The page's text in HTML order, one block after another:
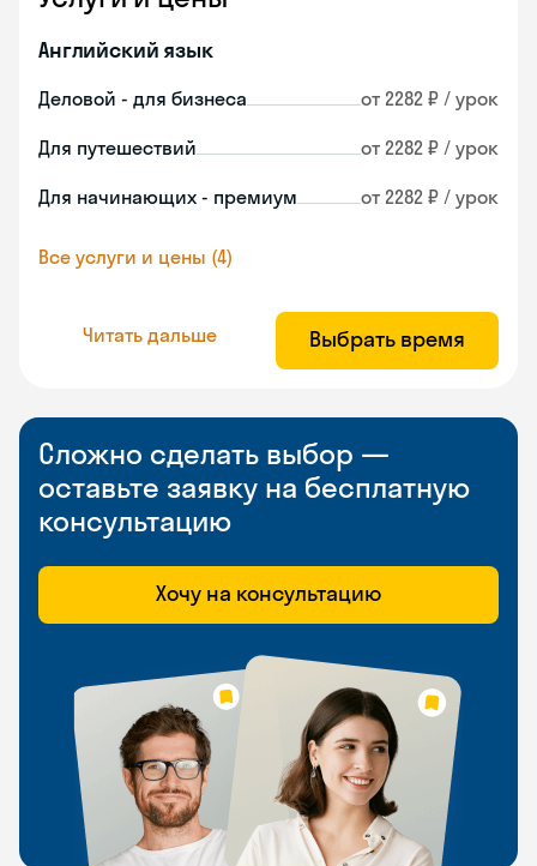
Английский язык
Деловой - для бизнеса от 2282 ₽ / урок
Для путешествий от 2282 ₽ / урок
Для начинающих - премиум от 2282 ₽ / урок
Все услуги и цены (4)
Читать дальше Выбрать время
Сложно сделать выбор —
оставьте заявку на бесплатную
консультацию
Хочу на консультацию